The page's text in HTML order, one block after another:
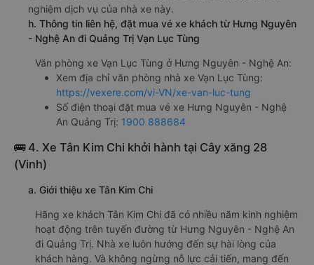
nghiệm dịch vụ của nhà xe này.
h. Thông tin liên hệ, đặt mua vé xe khách từ Hưng Nguyên
- Nghệ An đi Quảng Trị Vạn Lục Tùng
Văn phòng xe Vạn Lục Tùng ở Hưng Nguyên - Nghệ An:
Xem địa chỉ văn phòng nhà xe Vạn Lục Tùng:
https://vexere.com/vi-VN/xe-van-luc-tung
Số điện thoại đặt mua vé xe Hưng Nguyên - Nghệ
An Quảng Trị: 1900 888684
🚌 4. Xe Tân Kim Chi khởi hành tại Cây xăng 28
(Vinh)
a. Giới thiệu xe Tân Kim Chi
Hãng xe khách Tân Kim Chi đã có nhiều năm kinh nghiệm
hoạt động trên tuyến đường từ Hưng Nguyên - Nghệ An
đi Quảng Trị. Nhà xe luôn hướng đến sự hài lòng của
khách hàng. Và không ngừng nỗ lực cải tiến, mang đến